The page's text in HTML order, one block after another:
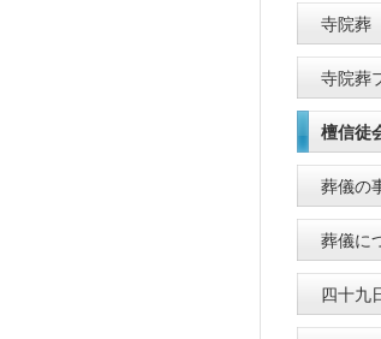
寺院葬
寺院葬
檀信徒
葬儀の
葬儀に
四十九